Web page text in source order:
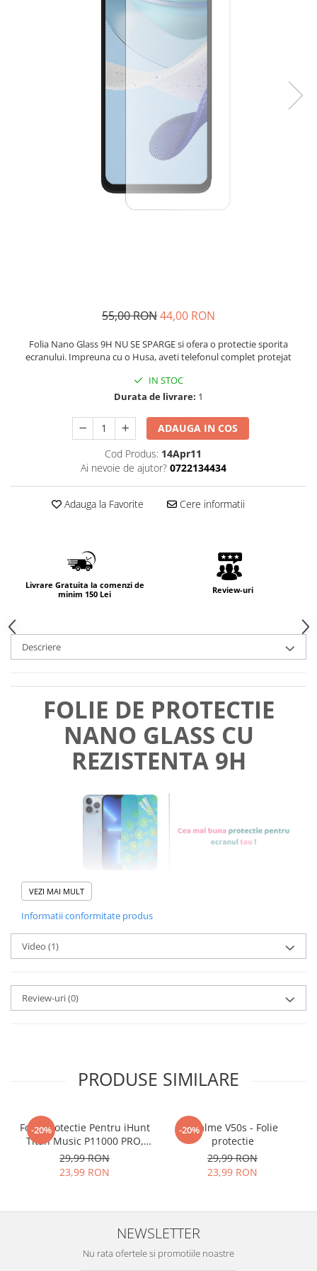
55,00 RON44,00 RON
Folia Nano Glass 9H NU SE SPARGE si ofera o protectie sporita
ecranului. Impreuna cu o Husa, aveti telefonul complet protejat
IN STOC
Durata de livrare: 1
ADAUGA IN COS
Cod Produs: 14Apr11
Ai nevoie de ajutor? 0722134434
Adauga la Favorite Cere informatii
Livrare Gratuita la comenzi de
minim 150 Lei
Review-uri
Descriere
FOLIE DE PROTECTIE
NANO GLASS CU
REZISTENTA 9H
Foliile noastre sunt
tu.
Materialul folosit in
esteNano Glass flexibil.
AcestagaranteazacaNU SE
SPARGE in mii de cioburi
ascutite si periculoase.
zgarieturi si spargere, ci si
INTARESTE ecranul!
Folia avand rezistenta 9H la
VEZI MAI MULT
Informatii conformitate produs
Video (1)
Review-uri(0)
PRODUSE SIMILARE
-20%
Folie Protectie Pentru iHunt
Titan Music P11000 PRO,
VDOO
29,99 RON
23,99 RON
-20%
Realme V50s - Folie
protectie
29,99 RON
23,99 RON
NEWSLETTER
Nu rata ofertele si promotiile noastre